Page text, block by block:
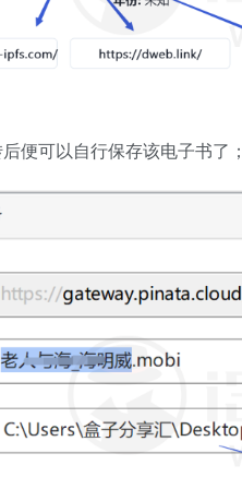
便可以自行保存该电子书了